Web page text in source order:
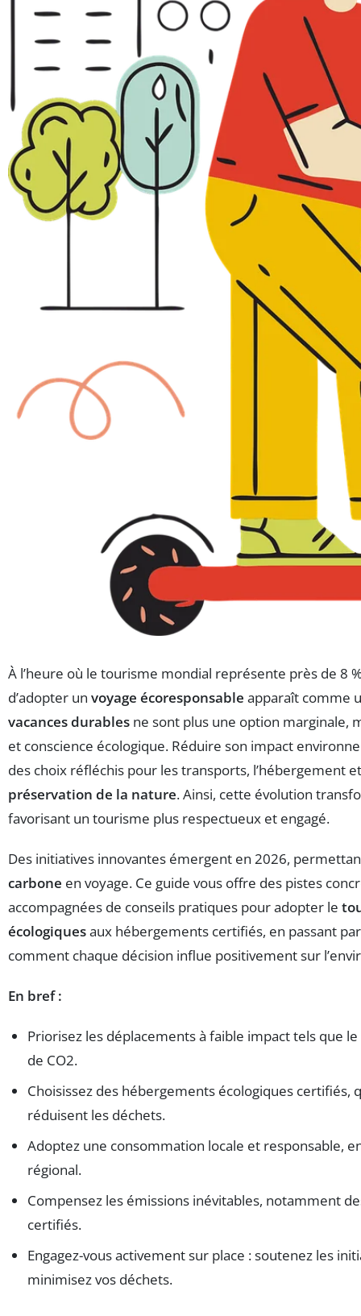
À l’heure où le tourisme mondial représente près de 8
d’adopter un voyage écoresponsable apparaît comme
vacances durables ne sont plus une option marginale,
et conscience écologique. Réduire son impact
des choix réfléchis pour les transports, l’hébergement
préservation de la nature. Ainsi, cette évolution
favorisant un tourisme plus respectueux et engagé.
Des initiatives innovantes émergent en 2026,
carbone en voyage. Ce guide vous offre des pistes
accompagnées de conseils pratiques pour adopter le
écologiquesaux hébergements certifiés, en passant
comment chaque décision influe positivement sur
En bref :
Priorisez les déplacements à faible impact tels que
de CO2.
Choisissez des hébergements écologiques certifiés,
réduisent les déchets.
Adoptez une consommation locale et responsable,
régional.
Compensez les émissions inévitables, notamment
certifiés.
Engagez-vous activement sur place : soutenez les
minimisez vos déchets.